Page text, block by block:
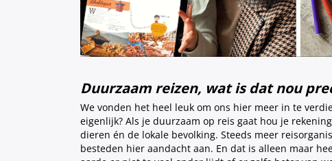
Duurzaam reizen, wat is dat nou
We vonden het heel leuk om ons hier meer in te
eigenlijk? Als je duurzaam op reis gaat hou je
dieren én de lokale bevolking. Steeds meer
besteden hier aandacht aan. En dat is alleen maar